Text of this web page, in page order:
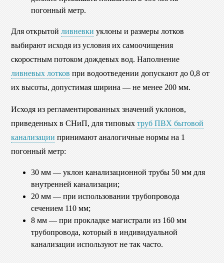
погонный метр.
Для открытой ливневки уклоны и размеры лотков
выбирают исходя из условия их самоочищения
скоростным потоком дождевых вод. Наполнение
ливневых лотков при водоотведении допускают до 0,8 от
их высоты, допустимая ширина — не менее 200 мм.
Исходя из регламентированных значений уклонов,
приведенных в СНиП, для типовых труб ПВХ бытовой
канализации принимают аналогичные нормы на 1
погонный метр:
30 мм — уклон канализационной трубы 50 мм для
внутренней канализации;
20 мм — при использовании трубопровода
сечением 110 мм;
8 мм — при прокладке магистрали из 160 мм
трубопровода, который в индивидуальной
канализации используют не так часто.